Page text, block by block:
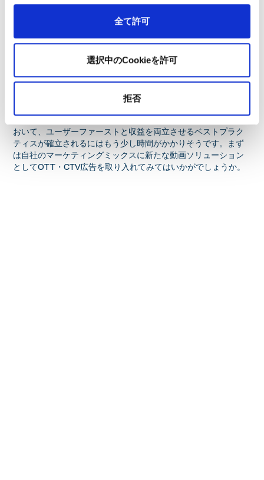
全て許可
選択中のCookieを許可
拒否
OTTなどの配信サービスだけでなく、今後はコンテンツ所有者
の動向にも目が離せません。ライセンス収入を最大化するパー
トナリングが活発に行われたり、それに伴うソフトウェアソリ
ューションもローンチされ始めています。
また、コンテンツサプライヤー及びOTTに対してデータドリブ
いったAIツールの台頭も顕著です。
しかしながら、動画を取り巻く新たなマーケットCTV・OTTに
おいて、ユーザーファーストと収益を両立させるベストプラク
ティスが確立されるにはもう少し時間がかかりそうです。まず
は自社のマーケティングミックスに新たな動画ソリューション
としてOTT・CTV広告を取り入れてみてはいかがでしょうか。